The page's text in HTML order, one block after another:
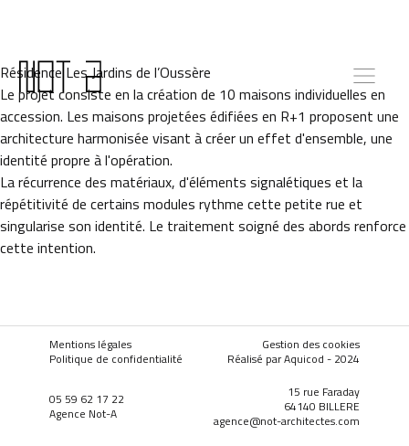
Résidence Les Jardins de l’Oussère
Le projet consiste en la création de 10 maisons individuelles en
accession. Les maisons projetées édifiées en R+1 proposent une
architecture harmonisée visant à créer un effet d'ensemble, une
identité propre à l'opération.
La récurrence des matériaux, d'éléments signalétiques et la
répétitivité de certains modules rythme cette petite rue et
singularise son identité. Le traitement soigné des abords renforce
cette intention.
Mentions légales
Politique de confidentialité
Gestion des cookies
Réalisé par Aquicod - 2024
05 59 62 17 22
Agence Not-A
15 rue Faraday
64140 BILLERE
agence@not-architectes.com